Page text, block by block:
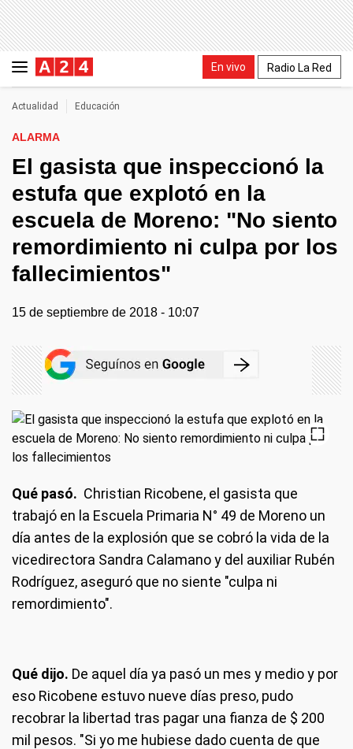
En vivo Radio La Red
Actualidad Educación
ALARMA
El gasista que inspeccionó la
estufa que explotó en la
escuela de Moreno: "No siento
remordimiento ni culpa por los
fallecimientos"
15 de septiembre de 2018 - 10:07
Qué pasó. Christian Ricobene, el gasista que
trabajó en la Escuela Primaria N° 49 de Moreno un
día antes de la explosión que se cobró la vida de la
vicedirectora Sandra Calamano y del auxiliar Rubén
Rodríguez, aseguró que no siente "culpa ni
remordimiento".
Qué dijo. De aquel día ya pasó un mes y medio y por
eso Ricobene estuvo nueve días preso, pudo
recobrar la libertad tras pagar una fianza de $ 200
mil pesos. "Si yo me hubiese dado cuenta de que